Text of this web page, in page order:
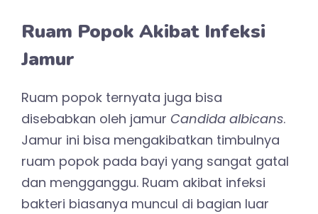
Ruam Popok Akibat Infeksi
Jamur
Ruam popok ternyata juga bisa
disebabkan oleh jamur Candida albicans.
Jamur ini bisa mengakibatkan timbulnya
ruam popok pada bayi yang sangat gatal
dan mengganggu. Ruam akibat infeksi
bakteri biasanya muncul di bagian luar